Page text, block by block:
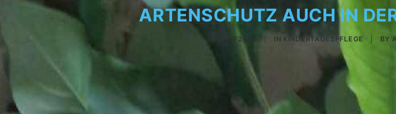
ARTENSCHUTZ AUCH IN
15. JULI 2024 IN KINDERTAGESPFLEGE BY